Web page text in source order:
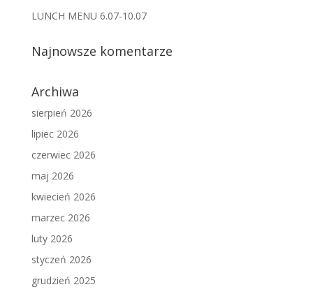
LUNCH MENU 6.07-10.07
Najnowsze komentarze
Archiwa
sierpień 2026
lipiec 2026
czerwiec 2026
maj 2026
kwiecień 2026
marzec 2026
luty 2026
styczeń 2026
grudzień 2025